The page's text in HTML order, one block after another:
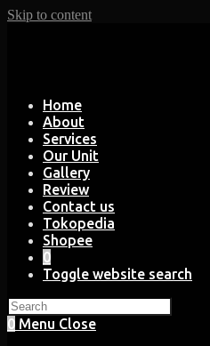
Skip to content
Home
About
Services
Our Unit
Gallery
Review
Contact us
Tokopedia
Shopee
0
Toggle website search
0 Menu Close